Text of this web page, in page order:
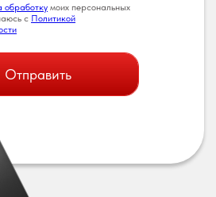
обработку моих персональных
с Политикой
Отправить